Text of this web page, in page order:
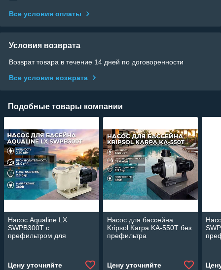
Все условия оплаты
Условия возврата
Возврат товара в течение 14 дней по договоренности
Все условия возврата
Подобные товары компании
Насос Aqualine LX
SWPB300T c
префильтром для
Цену уточняйте
Насос для бассейна
Kripsol Karpa KA-550T без
префильтра
Цену уточняйте